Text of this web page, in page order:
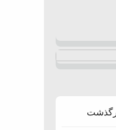
درگذشت